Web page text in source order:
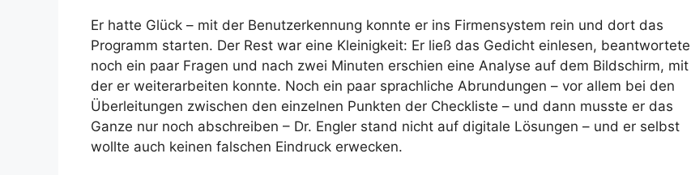
Er hatte Glück – mit der Benutzerkennung konnte er ins Firmensystem rein und dort das
Programm starten. Der Rest war eine Kleinigkeit: Er ließ das Gedicht einlesen, beantwortete
noch ein paar Fragen und nach zwei Minuten erschien eine Analyse auf dem Bildschirm, mit
der er weiterarbeiten konnte. Noch ein paar sprachliche Abrundungen – vor allem bei den
Überleitungen zwischen den einzelnen Punkten der Checkliste – und dann musste er das
Ganze nur noch abschreiben – Dr. Engler stand nicht auf digitale Lösungen – und er selbst
wollte auch keinen falschen Eindruck erwecken.